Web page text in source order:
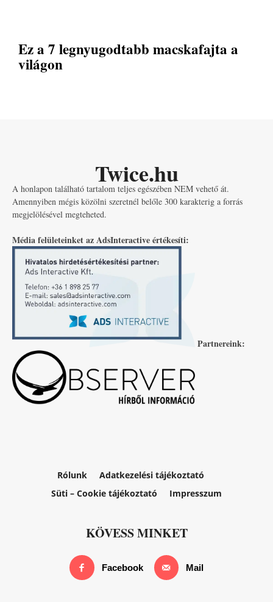
Ez a 7 legnyugodtabb macskafajta a
világon
Twice.hu
A honlapon található tartalom teljes egészében NEM vehető át.
Amennyiben mégis közölni szeretnél belőle 300 karakterig a forrás
megjelölésével megteheted.
Média felületeinket az AdsInteractive értékesíti:
Partnereink:
Rólunk
Adatkezelési tájékoztató
Süti – Cookie tájékoztató
Impresszum
KÖVESS MINKET
Facebook Mail